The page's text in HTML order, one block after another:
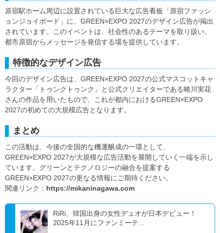
原宿駅ホーム周辺に設置されている巨大な広告看板「原宿ファッシ
ョンジョイボード」に、GREEN×EXPO 2027のデザイン広告が掲出
されています。このイベントは、社会性のあるテーマを取り扱い、
都市原宿からメッセージを発信する場を提供しています。
特徴的なデザイン広告
今回のデザイン広告は、GREEN×EXPO 2027の公式マスコットキャ
ラクター「トゥンクトゥンク」と公式クリエイターである蜷川実花
さんの作品を用いたもので、これが都内におけるGREEN×EXPO
2027の初めての大規模広告となります。
まとめ
この活動は、今後の全国的な機運醸成の一環として、
GREEN×EXPO 2027が大規模な広告活動を展開していく一端を示し
ています。グリーンとテクノロジーの融合を提案する
GREEN×EXPO 2027の更なる情報にご期待ください。
関連リンク： https://mikaninagawa.com
RiRi、韓国出身の女性デュオが日本デビュー！
2025年11月にファンミーテ...